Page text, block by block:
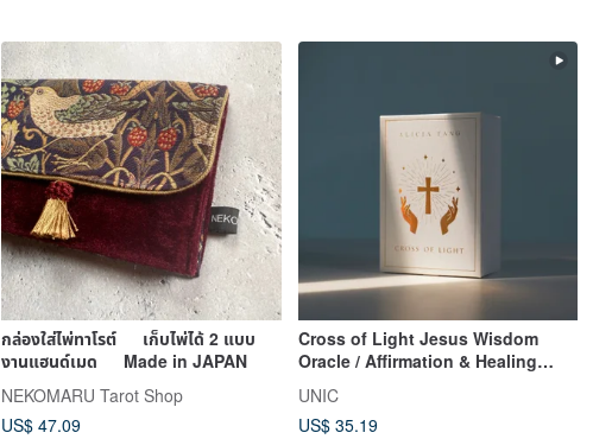
กล่องใส่ไพ่ทาโรต์ เก็บไพ่ได้ 2 แบบ
งานแฮนด์เมด Made in JAPAN
NEKOMARU Tarot Shop
US$ 47.09
Cross of Light Jesus Wisdom
Oracle / Affirmation & Healing
Cards by Alicia Tang
UNIC
US$ 35.19